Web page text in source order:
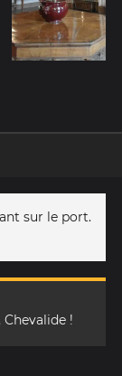
sur le port.
!